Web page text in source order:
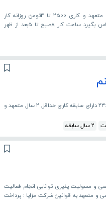
به تعدادی اوستاکار ارماتوربند نیازمندیم اوستای متعهد و کاری 2500 تا 3تومن روزانه کار
محدوده گلسار جای خواب نداریم بومی رشت تماس بگیرد ساعت کار 8صبح تا 5بعد از ظهر
سالن دار خانم شیفت عصر ساعت کاری ۱۵ الی ۲۳:۳۰ دارای سابقه کاری حداقل ۲ سال متعهد و
2 سال سابقه
و مسولیت پذیری توانایی انجام فعالیت
متعهد به قوانین شرکت مزایا : پرداخت